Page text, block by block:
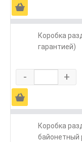
Ä
Коробка
гарантией)
- +
Ä
Коробка
байонетный